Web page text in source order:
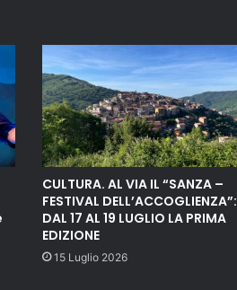
CULTURA. AL VIA IL “SANZA –
FESTIVAL DELL’ACCOGLIENZA”:
DAL 17 AL 19 LUGLIO LA PRIMA
EDIZIONE
15 Luglio 2026